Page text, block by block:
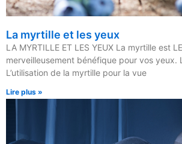
La myrtille et les yeux
LA MYRTILLE ET LES YEUX La myrtille est
merveilleusement bénéfique pour vos yeux.
L’utilisation de la myrtille pour la vue
Lire plus »